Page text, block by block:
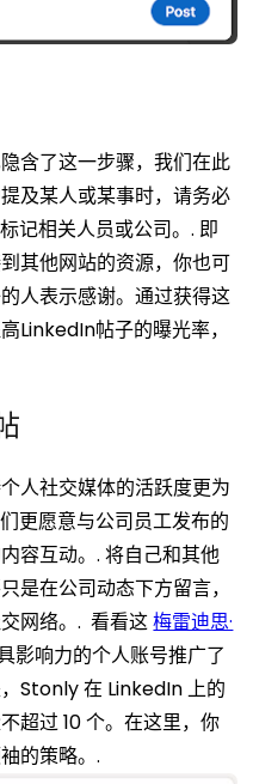
含了这一步骤，我们在此
及某人或某事时，请务必
记相关人员或公司。. 即
其他网站的资源，你也可
人表示感谢。通过获得这
LinkedIn帖子的曝光率，
人社交媒体的活跃度更为
更愿意与公司员工发布的
容互动。. 将自己和其他
是在公司动态下方留言，
网络。. 看看这梅雷迪思·
影响力的个人账号推广了
Stonly 在 LinkedIn 上的
超过 10 个。在这里，你
的策略。.